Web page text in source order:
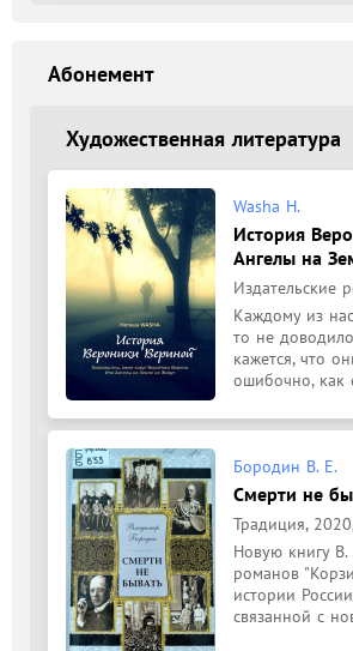
Абонемент
Художественная литература
Washa Н.
История
Ангелы на
Издательские
Каждому из
то не
кажется, что
ошибочно, как
Бородин В. Е.
Смерти не
Традиция,
Новую книгу
романов
истории
связанной с